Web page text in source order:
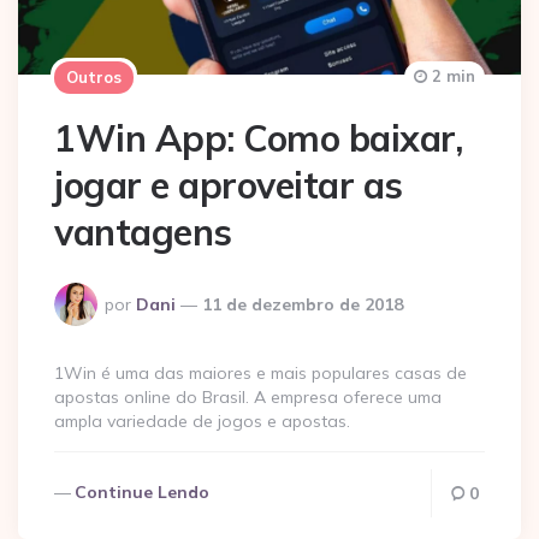
Outros
1Win App: Como baixar,
jogar e aproveitar as
vantagens
Postado
por
por Dani 11 de dezembro de 2018
2 min
1Win é uma das maiores e mais populares casas de
apostas online do Brasil. A empresa oferece uma
ampla variedade de jogos e apostas.
Continue Lendo 0